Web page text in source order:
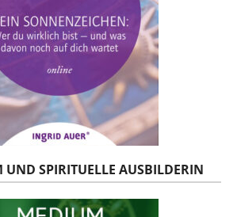
SPIRITUELLE AUSBILDERIN